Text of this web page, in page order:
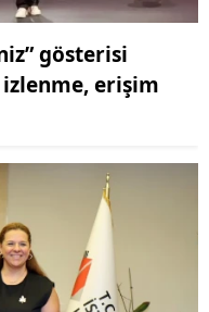
gösterisi
erişim